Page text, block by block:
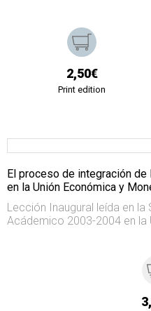
2,50€
Print edition
El proceso de integración de
en la Unión Económica y
Lección Inaugural leída en la
Acádemico 2003-2004 en la